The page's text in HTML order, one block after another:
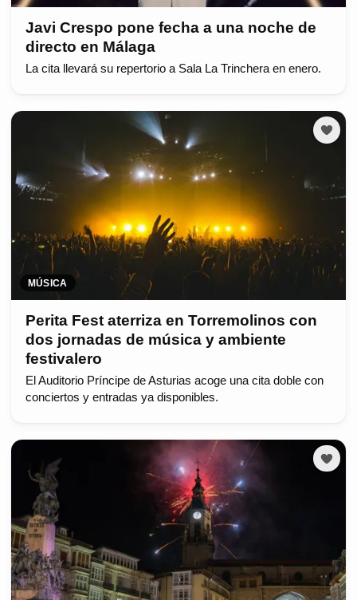
Javi Crespo pone fecha a una noche de
directo en Málaga
La cita llevará su repertorio a Sala La Trinchera en enero.
MÚSICA
Perita Fest aterriza en Torremolinos con
dos jornadas de música y ambiente
festivalero
El Auditorio Príncipe de Asturias acoge una cita doble con
conciertos y entradas ya disponibles.